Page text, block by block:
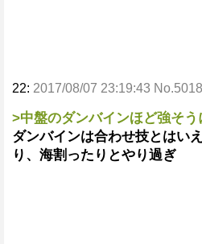
22: 2017/08/07 23:19:43
>中盤のダンバインほど強そ
ダンバインは合わせ技とはい
り、海割ったりとやり過ぎ